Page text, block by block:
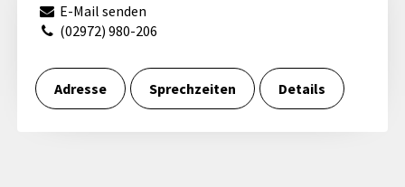
E-Mail senden
(02972) 980-206
Adresse Sprechzeiten Details